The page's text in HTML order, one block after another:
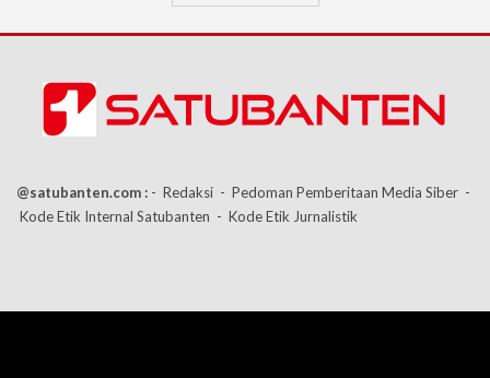
@satubanten.com : - Redaksi - Pedoman Pemberitaan Media Siber -
Kode Etik Internal Satubanten - Kode Etik Jurnalistik